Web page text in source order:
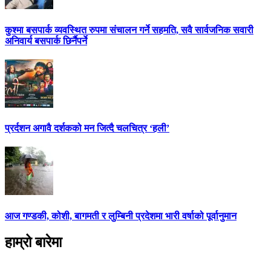
कुश्मा बसपार्क व्यवस्थित रुपमा संचालन गर्ने सहमति, सवै सार्वजनिक सवारी
अनिवार्य बसपार्क छिर्नैपर्ने
प्रर्दशन अगावै दर्शकको मन जित्दै चलचित्र ‘हली’
आज गण्डकी, कोशी, बागमती र लुम्बिनी प्रदेशमा भारी वर्षाको पूर्वानुमान
हाम्रो बारेमा